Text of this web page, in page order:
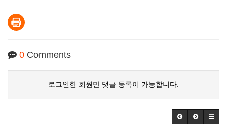
0 Comments
로그인한 회원만 댓글 등록이 가능합니다.